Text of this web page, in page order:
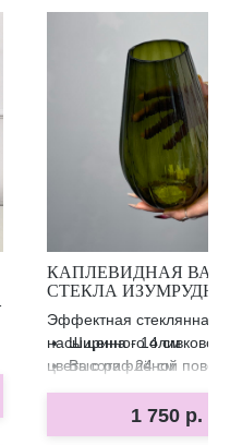
КАПЛЕВИДНАЯ
СТЕКЛА
Эффектная стеклянная
насыщенного
цвета с рифлёной
и элегантной
которая красиво играет
добавляет глубину
Ширина - 14 см
Высота - 24 см
1 750 р.